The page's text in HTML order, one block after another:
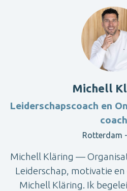
Michell
Leiderschapscoach en
coach
Rotterdam
Michell Kläring —
Leiderschap, motivatie
Michell Kläring. Ik